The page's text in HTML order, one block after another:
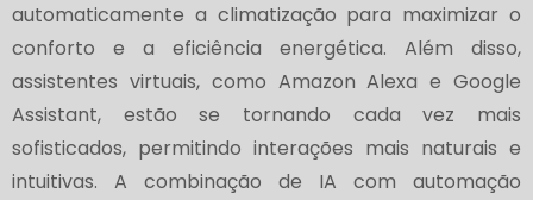
automaticamente a climatização para maximizar o
conforto e a eficiência energética. Além disso,
assistentes virtuais, como Amazon Alexa e Google
Assistant, estão se tornando cada vez mais
sofisticados, permitindo interações mais naturais e
intuitivas. A combinação de IA com automação